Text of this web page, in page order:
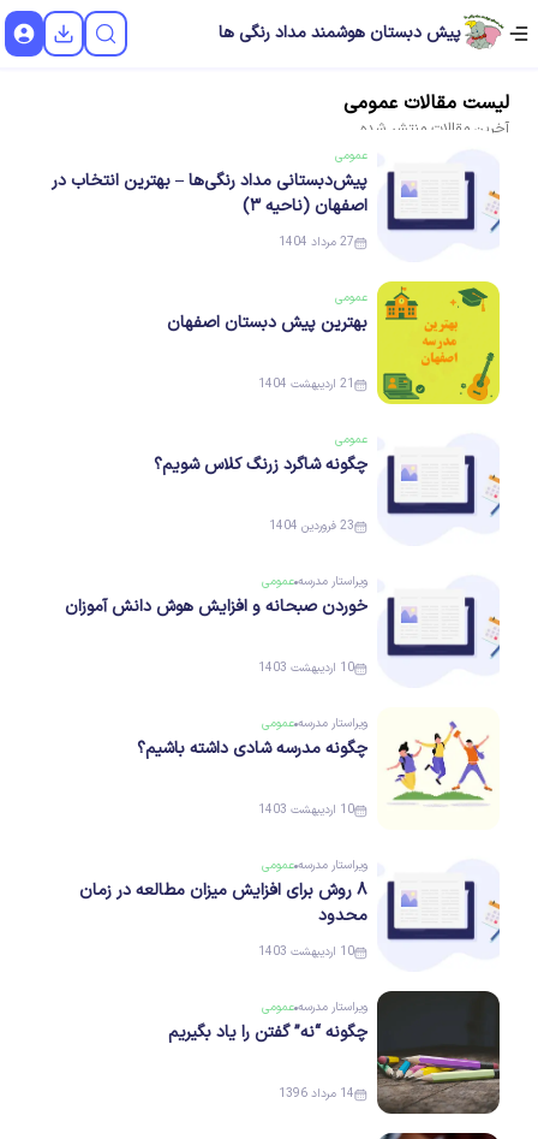
پیش دبستان هوشمند مداد رنگی ها
لیست مقالات عمومی
آخرین مقالات منتشر شده
عمومی
پیش‌دبستانی مداد رنگی‌ها – بهترین انتخاب در
اصفهان (ناحیه ۳)
27 مرداد 1404
عمومی
بهترین پیش دبستان اصفهان
21 اردیبهشت 1404
عمومی
چگونه شاگرد زرنگ کلاس شویم؟
23 فروردین 1404
ویراستار مدرسه عمومی
خوردن صبحانه و افزایش هوش دانش آموزان
10 اردیبهشت 1403
ویراستار مدرسه عمومی
چگونه مدرسه شادی داشته باشیم؟
10 اردیبهشت 1403
ویراستار مدرسه عمومی
۸ روش برای افزایش میزان مطالعه در زمان
محدود
10 اردیبهشت 1403
ویراستار مدرسه عمومی
چگونه “نه” گفتن را یاد بگیریم
14 مرداد 1396